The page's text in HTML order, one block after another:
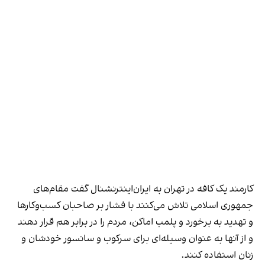
کارمند یک کافه در تهران به ایران‌اینترنشنال گفت مقام‌های
جمهوری اسلامی تلاش می‌کنند با فشار بر صاحبان کسب‌وکارها
و تهدید به برخورد و پلمب اماکن، مردم را در برابر هم قرار دهند
و از آنها به عنوان وسیله‌ای برای سرکوب و سانسور خودشان و
زنان استفاده کنند.